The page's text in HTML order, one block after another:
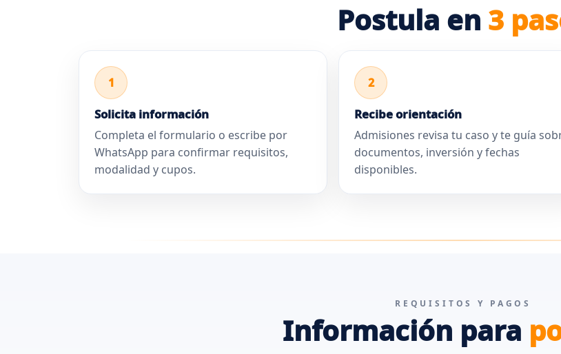
Postula en 3
1
Solicita información
Completa el formulario o escribe por
WhatsApp para confirmar requisitos,
modalidad y cupos.
2
Recibe orientación
Admisiones revisa tu caso y te guía
documentos, inversión y fechas
disponibles.
REQUISITOS Y PAGOS
Información para